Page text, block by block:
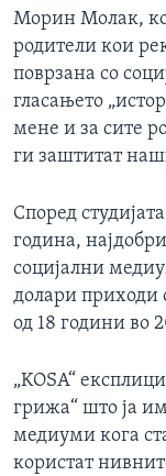
Морин Молак,
родители кои
поврзана со
гласањето
мене и за сите
ги заштитат
Според
година,
социјални
долари приходи
од 18 години во
„KOSA“
грижа“ што ја
медиуми кога
користат